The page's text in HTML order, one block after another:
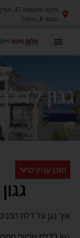
הנופר 8, חיפה)
גגון
אלום חיפה» גגונים גגון
תוכן עניינים
איך נגן על דלת